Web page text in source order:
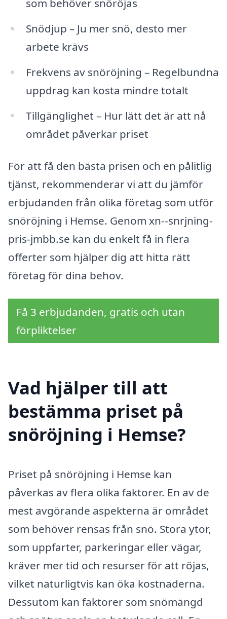
som behöver snöröjas
Snödjup – Ju mer snö, desto mer
arbete krävs
Frekvens av snöröjning – Regelbundna
uppdrag kan kosta mindre totalt
Tillgänglighet – Hur lätt det är att nå
området påverkar priset
För att få den bästa prisen och en pålitlig
tjänst, rekommenderar vi att du jämför
erbjudanden från olika företag som utför
snöröjning i Hemse. Genom xn--snrjning-
pris-jmbb.se kan du enkelt få in flera
offerter som hjälper dig att hitta rätt
företag för dina behov.
Få 3 erbjudanden, gratis och utan
förpliktelser
Vad hjälper till att
bestämma priset på
snöröjning i Hemse?
Priset på snöröjning i Hemse kan
påverkas av flera olika faktorer. En av de
mest avgörande aspekterna är området
som behöver rensas från snö. Stora ytor,
som uppfarter, parkeringar eller vägar,
kräver mer tid och resurser för att röjas,
vilket naturligtvis kan öka kostnaderna.
Dessutom kan faktorer som snömängd